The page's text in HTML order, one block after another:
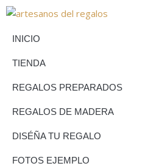
INICIO
TIENDA
REGALOS PREPARADOS
REGALOS DE MADERA
DISÉÑA TU REGALO
FOTOS EJEMPLO